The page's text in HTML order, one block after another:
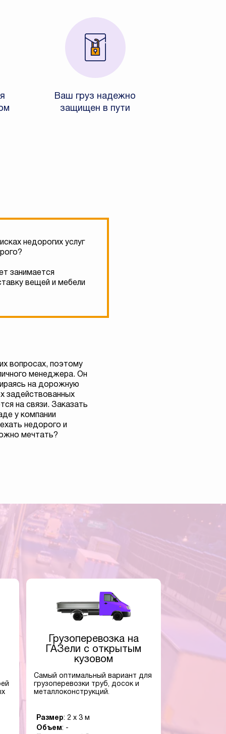
Ваш груз надежно
защищен в пути
недорогих услуг
занимается
вещей и мебели
вопросах, поэтому
менеджера. Он
на дорожную
задействованных
на связи. Заказать
у компании
недорого и
мечтать?
Грузоперевозка на
ГАЗели с открытым
кузовом
Самый оптимальный вариант для
грузоперевозки труб, досок и
металлоконструкций.
Размер: 2 x 3 м
Объем: -